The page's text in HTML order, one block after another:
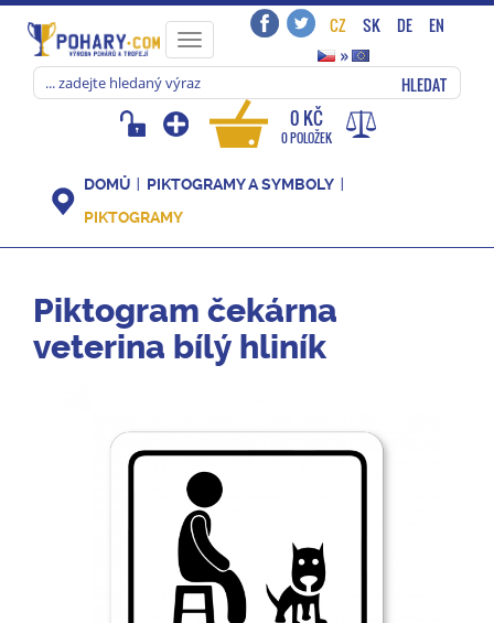
Toggle
navigation
CZ SK DE
EN
»
HLEDAT
0 KČ
0 POLOŽEK
DOMŮ
PIKTOGRAMY A SYMBOLY
PIKTOGRAMY
Piktogram čekárna
veterina bílý hliník